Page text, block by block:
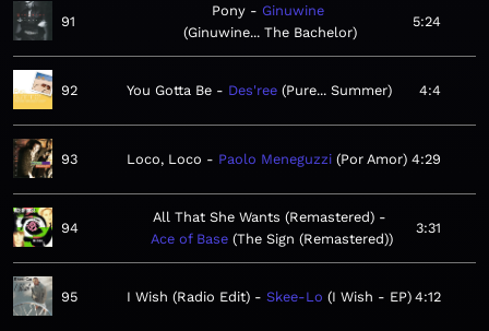
91
Pony
Ginuwine
Ginuwine... The Bachelor
5:24
92 You Gotta Be Des'ree Pure... Summer 4:4
93 Loco, Loco Paolo Meneguzzi Por Amor 4:29
94
All That She Wants (Remastered)
Ace of Base The Sign (Remastered)
3:31
95 I Wish (Radio Edit) Skee-Lo I Wish - EP 4:12